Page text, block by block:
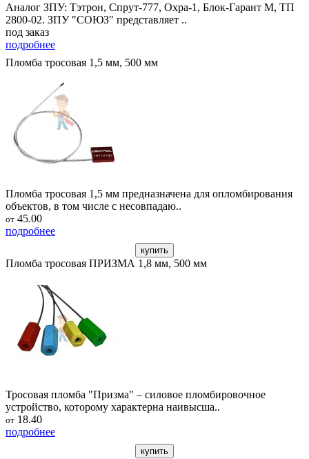
Аналог ЗПУ: Тэтрон, Спрут-777, Охра-1, Блок-Гарант М, ТП
2800-02. ЗПУ "СОЮЗ" представляет ..
под заказ
подробнее
Пломба тросовая 1,5 мм, 500 мм
Пломба тросовая 1,5 мм предназначена для опломбирования
объектов, в том числе с несовпадаю..
от 45.00
подробнее
купить
Пломба тросовая ПРИЗМА 1,8 мм, 500 мм
Тросовая пломба "Призма" – силовое пломбировочное
устройство, которому характерна наивысша..
от 18.40
подробнее
купить